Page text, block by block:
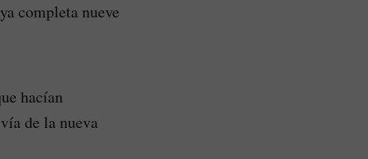
completa nueve
hacían
de la nueva